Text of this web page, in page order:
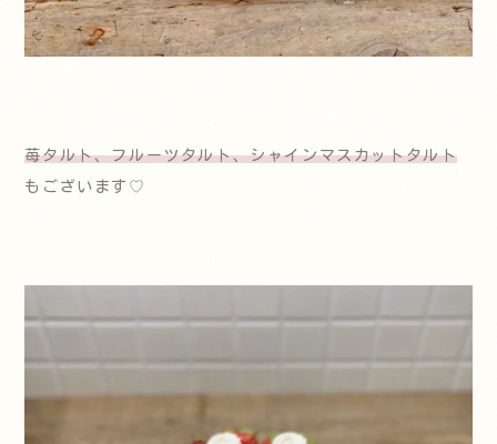
苺タルト、フルーツタルト、シャインマスカットタルト
もございます♡